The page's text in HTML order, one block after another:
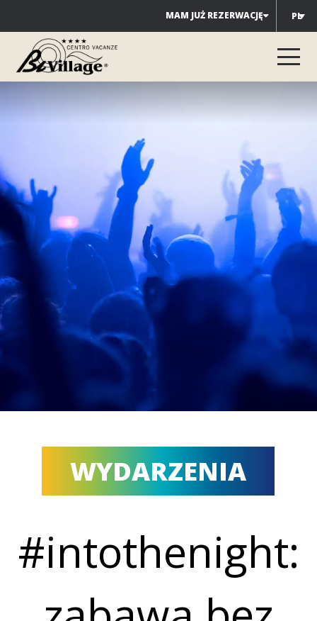
do
treści
MAM JUŻ REZERWACJĘ PL
WYDARZENIA
#intothenight: